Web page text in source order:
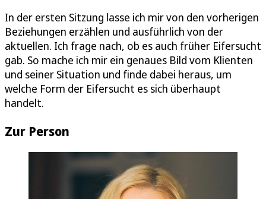
In der ersten Sitzung lasse ich mir von den vorherigen
Beziehungen erzählen und ausführlich von der
aktuellen. Ich frage nach, ob es auch früher Eifersucht
gab. So mache ich mir ein genaues Bild vom Klienten
und seiner Situation und finde dabei heraus, um
welche Form der Eifersucht es sich überhaupt
handelt.
Zur Person